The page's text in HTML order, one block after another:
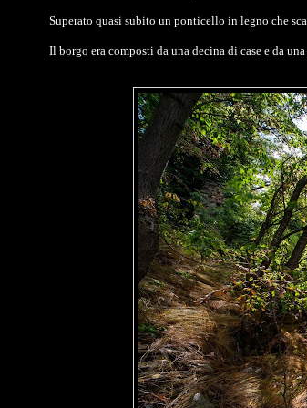
Superato quasi subito un ponticello in legno che
Il borgo era composti da una decina di case e da